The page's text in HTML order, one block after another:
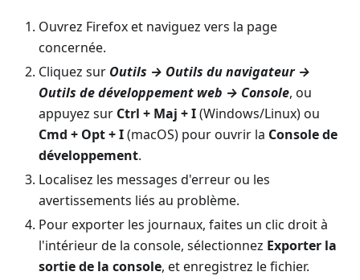
Ouvrez Firefox et naviguez vers la page
concernée.
Cliquez sur Outils → Outils du navigateur →
Outils de développement web → Console, ou
appuyez sur Ctrl + Maj + I(Windows/Linux) ou
Cmd + Opt + I(macOS) pour ouvrir la Console de
développement.
Localisez les messages d'erreur ou les
avertissements liés au problème.
Pour exporter les journaux, faites un clic droit à
l'intérieur de la console, sélectionnez Exporter la
sortie de la console, et enregistrez le fichier.